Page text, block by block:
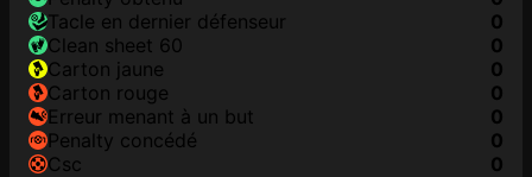
tacle en dernier défenseur
0
clean sheet 60
0
carton jaune
0
carton rouge
0
erreur menant à un but
0
penalty concédé
0
csc
0